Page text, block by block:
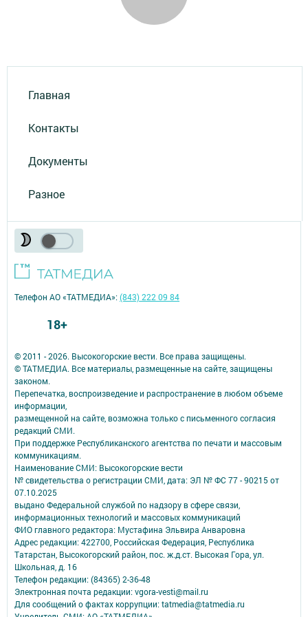
Главная
Контакты
Документы
Разное
© 2011 - 2026. Высокогорские вести. Все права защищены.
© ТАТМЕДИА. Все материалы, размещенные на сайте, защищены
законом.
Перепечатка, воспроизведение и распространение в любом объеме
информации,
размещенной на сайте, возможна только с письменного согласия
редакций СМИ.
При поддержке Республиканского агентства по печати и массовым
коммуникациям.
Наименование СМИ: Высокогорские вести
№ свидетельства о регистрации СМИ, дата: ЭЛ № ФС 77 - 90215 от
07.10.2025
выдано Федеральной службой по надзору в сфере связи,
информационных технологий и массовых коммуникаций
ФИО главного редактора: Мустафина Эльвира Анваровна
Адрес редакции: 422700, Российская Федерация, Республика
Татарстан, Высокогорский район, пос. ж.д.ст. Высокая Гора, ул.
Школьная, д. 16
Телефон редакции: (84365) 2-36-48
Электронная почта редакции: vgora-vesti@mail.ru
Для сообщений о фактах коррупции: tatmedia@tatmedia.ru
Телефон АО «ТАТМЕДИА»:(843) 222 09 84
18+